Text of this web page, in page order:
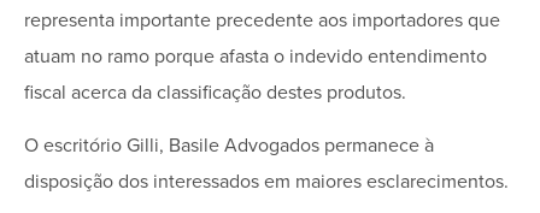
representa importante precedente aos importadores que
atuam no ramo porque afasta o indevido entendimento
fiscal acerca da classificação destes produtos.
O escritório Gilli, Basile Advogados permanece à
disposição dos interessados em maiores esclarecimentos.